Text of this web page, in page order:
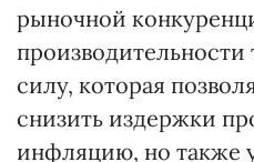
рыночной
силу, которая
снизить издержки
инфляцию, но также